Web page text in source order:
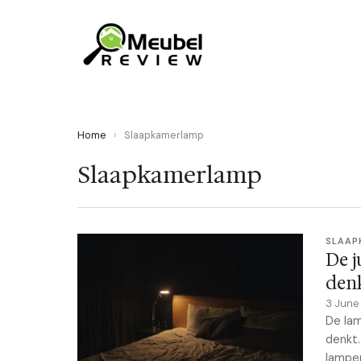
Home › Slaapkamerlamp
Slaapkamerlamp
De
3
De